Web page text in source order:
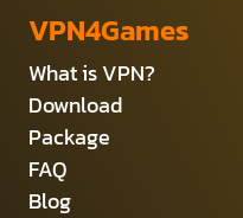
VPN4Games
What is VPN?
Download
Package
FAQ
Blog